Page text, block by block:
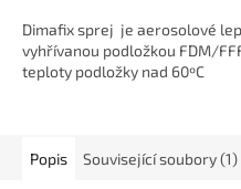
z
hvězdiček.
Dimafix sprej je aerosolové
vyhřívanou podložkou FDM/
teploty podložky nad 60ºC
Popis Související soubory (1)